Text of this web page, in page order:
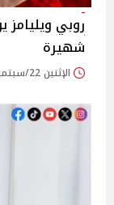
روبي
شهيرة
الإثنين 22/سبتمبر/2025 - 01:18 ص